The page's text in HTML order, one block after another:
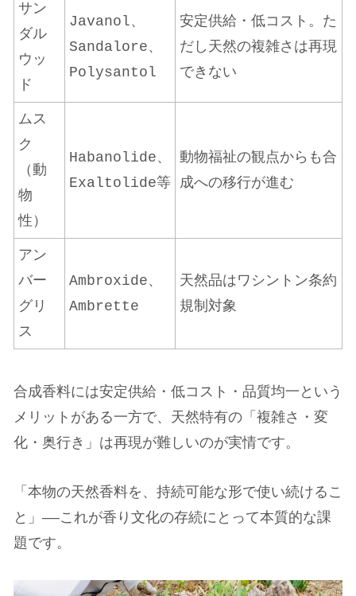
サン
ダル
ウッ
ド
Javanol、
Sandalore、
Polysantol
安定供給・低コスト。た
だし天然の複雑さは再現
できない
ムス
ク
（動
物
性）
Habanolide、
Exaltolide等
動物福祉の観点からも合
成への移行が進む
アン
バー
グリ
ス
Ambroxide、
Ambrette
天然品はワシントン条約
規制対象
合成香料には安定供給・低コスト・品質均一という
メリットがある一方で、天然特有の「複雑さ・変
化・奥行き」は再現が難しいのが実情です。
「本物の天然香料を、持続可能な形で使い続けるこ
と」——これが香り文化の存続にとって本質的な課
題です。